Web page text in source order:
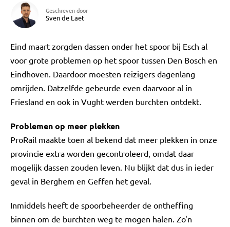
Geschreven door
Sven de Laet
Eind maart zorgden dassen onder het spoor bij Esch al
voor grote problemen op het spoor tussen Den Bosch en
Eindhoven. Daardoor moesten reizigers dagenlang
omrijden. Datzelfde gebeurde even daarvoor al in
Friesland en ook in Vught werden burchten ontdekt.
Problemen op meer plekken
ProRail maakte toen al bekend dat meer plekken in onze
provincie extra worden gecontroleerd, omdat daar
mogelijk dassen zouden leven. Nu blijkt dat dus in ieder
geval in Berghem en Geffen het geval.
Inmiddels heeft de spoorbeheerder de ontheffing
binnen om de burchten weg te mogen halen. Zo'n